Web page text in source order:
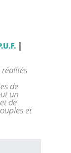
|
réalités
de
un
de
et